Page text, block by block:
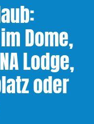
Dome,
Lodge,
oder